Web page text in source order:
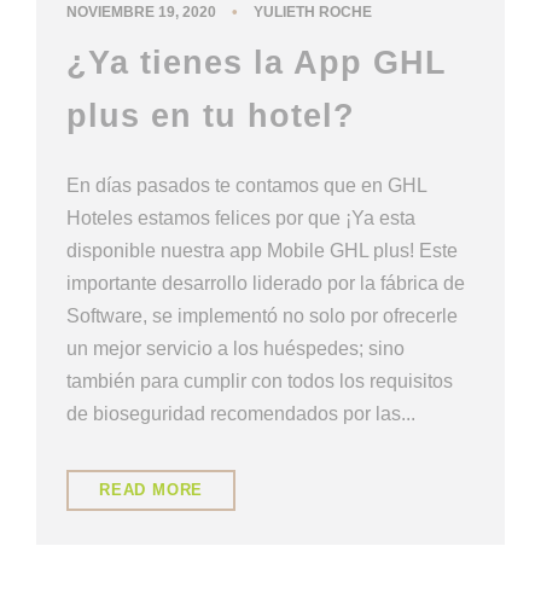
NOVIEMBRE 19, 2020 • YULIETH ROCHE
¿Ya tienes la App GHL
plus en tu hotel?
En días pasados te contamos que en GHL
Hoteles estamos felices por que ¡Ya esta
disponible nuestra app Mobile GHL plus! Este
importante desarrollo liderado por la fábrica de
Software, se implementó no solo por ofrecerle
un mejor servicio a los huéspedes; sino
también para cumplir con todos los requisitos
de bioseguridad recomendados por las...
READ MORE